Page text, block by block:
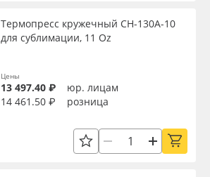
Термопресс кружечный CH-130A-10
для сублимации, 11 Oz
Цены
13 497.40 ₽
юр. лицам
14 461.50 ₽
розница